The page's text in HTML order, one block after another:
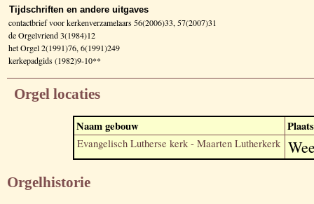
Tijdschriften en andere uitgaves
contactbrief voor kerkenverzamelaars 56(2006)33, 57(2007)31
de Orgelvriend 3(1984)12
het Orgel 2(1991)76, 6(1991)249
kerkepadgids (1982)9-10**
Orgel locaties
Naam gebouw Plaats
Evangelisch Lutherse kerk - Maarten Lutherkerk
Orgelhistorie